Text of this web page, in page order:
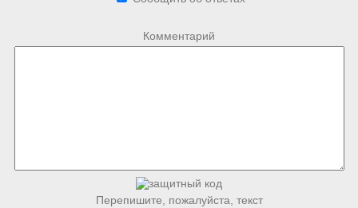
Комментарий
Перепишите, пожалуйста, текст